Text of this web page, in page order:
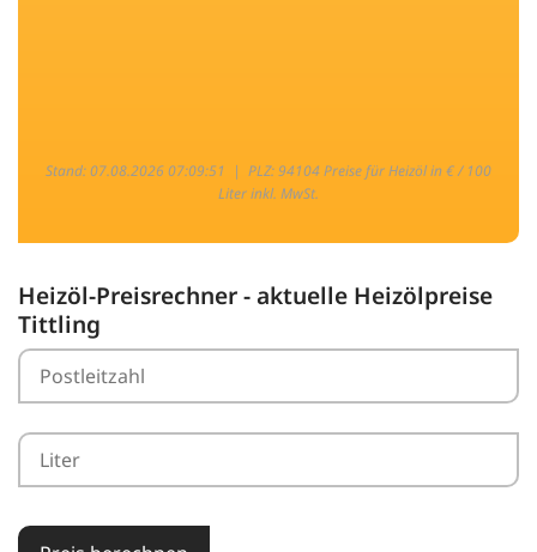
Stand: 07.08.2026 07:09:51 | PLZ: 94104 Preise für Heizöl in € / 100
Liter inkl. MwSt.
Heizöl-Preisrechner - aktuelle Heizölpreise
Tittling